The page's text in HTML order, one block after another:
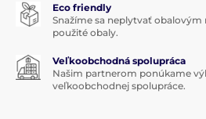
Eco friendly
Snažíme sa neplytvať
použité obaly.
Veľkoobchodná spolupráca
Našim partnerom ponúkame
veľkoobchodnej spolupráce.